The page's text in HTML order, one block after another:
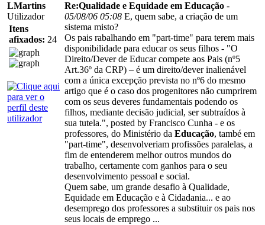
LMartins
Utilizador
Itens
afixados: 24
Re:Qualidade e Equidade em Educação -
05/08/06 05:08 E, quem sabe, a criação de um
sistema misto?
Os pais rabalhando em "part-time" para terem mais
disponibilidade para educar os seus filhos - "O
Direito/Dever de Educar compete aos Pais (nº5
Art.36º da CRP) – é um direito/dever inalienável
com a única excepção prevista no nº6 do mesmo
artigo que é o caso dos progenitores não cumprirem
com os seus deveres fundamentais podendo os
filhos, mediante decisão judicial, ser subtraídos à
sua tutela.", posted by Francisco Cunha - e os
professores, do Ministério da Educação, també em
"part-time", desenvolveriam profissões paralelas, a
fim de entenderem melhor outros mundos do
trabalho, certamente com ganhos para o seu
desenvolvimento pessoal e social.
Quem sabe, um grande desafio à Qualidade,
Equidade em Educação e à Cidadania... e ao
desemprego dos professores a substituir os pais nos
seus locais de emprego ...